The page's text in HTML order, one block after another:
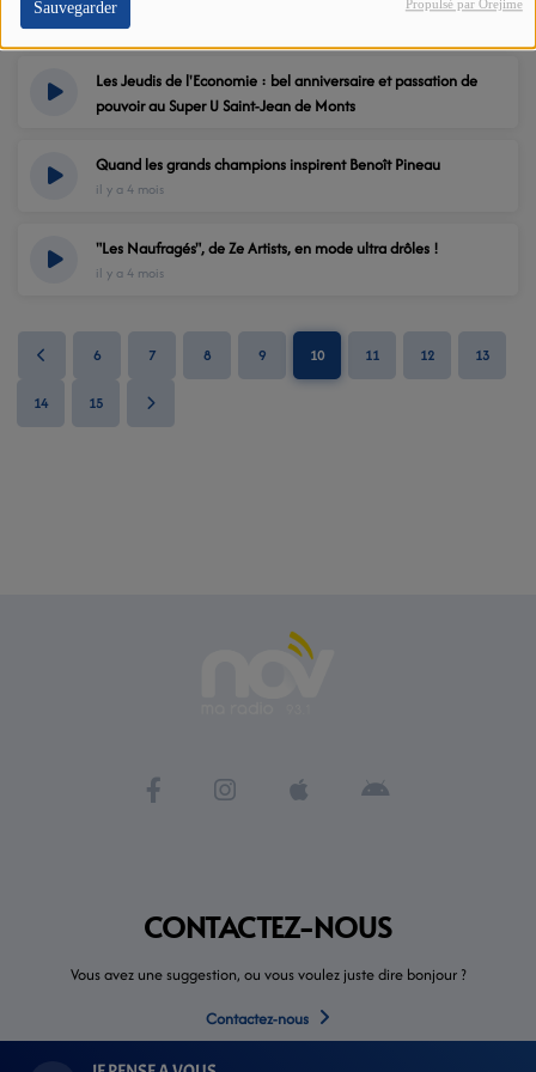
Sauvegarder Propulsé par Orejime
International
il y a 4 mois
Les Jeudis de l'Economie : bel anniversaire et passation de
pouvoir au Super U Saint-Jean de Monts
Quand les grands champions inspirent Benoît Pineau
il y a 4 mois
"Les Naufragés", de Ze Artists, en mode ultra drôles !
il y a 4 mois
6 7 8 9 10 11 12 13
14 15
CONTACTEZ-NOUS
Vous avez une suggestion, ou vous voulez juste dire bonjour ?
Contactez-nous